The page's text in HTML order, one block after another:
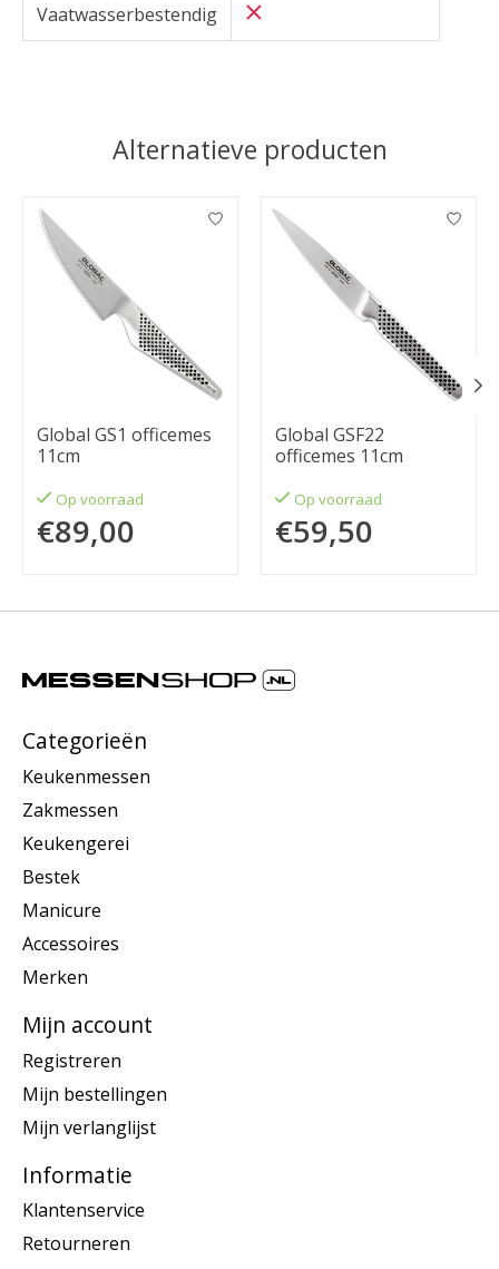
Vaatwasserbestendig
Alternatieve producten
Items van productcarrousel
Global GS1 officemes
11cm
Op voorraad
€89,00
Global GSF22
officemes 11cm
Op voorraad
€59,50
Categorieën
Keukenmessen
Zakmessen
Keukengerei
Bestek
Manicure
Accessoires
Merken
Mijn account
Registreren
Mijn bestellingen
Mijn verlanglijst
Informatie
Klantenservice
Retourneren